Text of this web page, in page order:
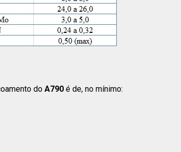
do A790 é de, no mínimo: